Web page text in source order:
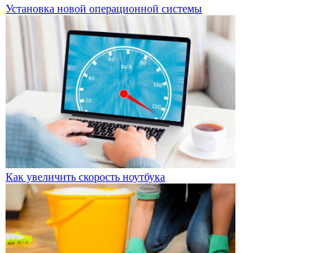
Установка новой операционной системы
Как увеличить скорость ноутбука